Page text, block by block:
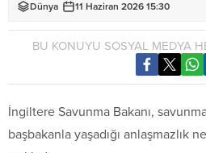
Dünya 11 Haziran 2026 15:30
BU KONUYU SOSYAL MEDYA
İngiltere Savunma Bakanı,
başbakanla yaşadığı anlaşmazlık